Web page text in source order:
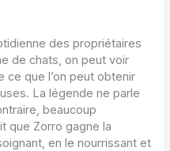
des propriétaires
de chats, on peut voir
ce que l’on peut obtenir
La légende ne parle
beaucoup
que Zorro gagne la
en le nourrissant et